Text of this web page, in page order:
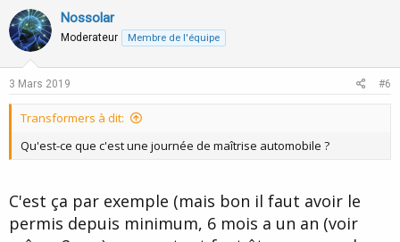
o
t
v
Nossolar
Moderateur Membre de l'équipe
3 Mars 2019 #6
Transformers à dit:
Qu'est-ce que c'est une journée de maîtrise automobile ?
C'est ça par exemple (mais bon il faut avoir le
permis depuis minimum, 6 mois a un an (voir